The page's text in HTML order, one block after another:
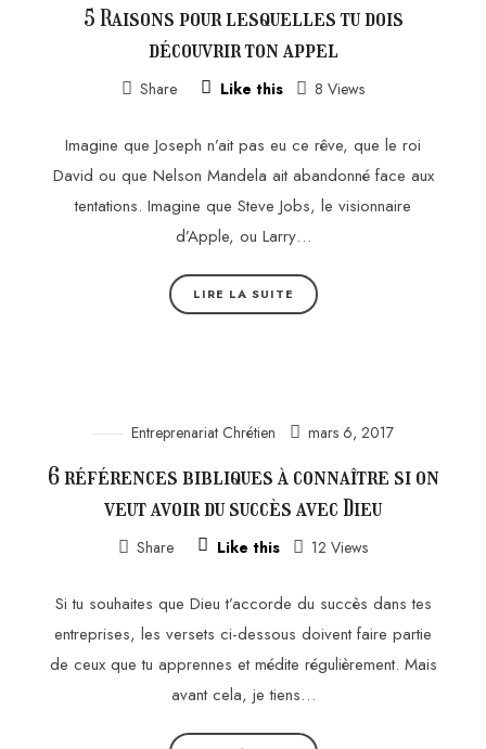
5 Raisons pour lesquelles tu dois
découvrir ton appel
Share Like this 8 Views
Imagine que Joseph n’ait pas eu ce rêve, que le roi
David ou que Nelson Mandela ait abandonné face aux
tentations. Imagine que Steve Jobs, le visionnaire
d’Apple, ou Larry…
LIRE LA SUITE
Entreprenariat Chrétien mars 6, 2017
6 références bibliques à connaître si on
veut avoir du succès avec Dieu
Share Like this 12 Views
Si tu souhaites que Dieu t’accorde du succès dans tes
entreprises, les versets ci-dessous doivent faire partie
de ceux que tu apprennes et médite régulièrement. Mais
avant cela, je tiens…